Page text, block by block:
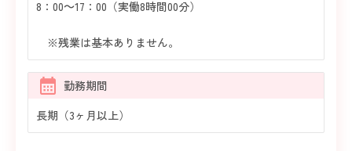
8：00～17：00（実働8時間00分）
※残業は基本ありません。
勤務期間
長期（3ヶ月以上）